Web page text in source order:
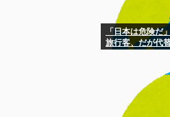
「日本は危険だ
旅行客、だが代